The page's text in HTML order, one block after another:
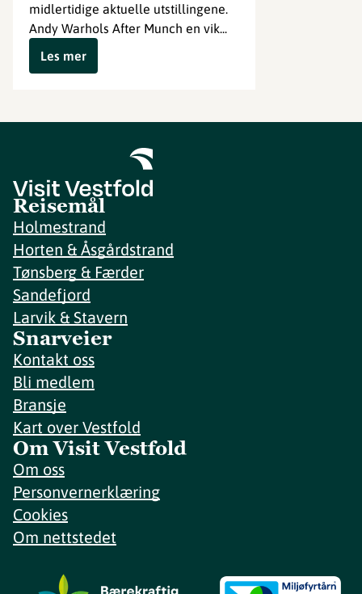
midlertidige aktuelle utstillingene.
Andy Warhols After Munch en vik...
Les mer
Reisemål
Holmestrand
Horten & Åsgårdstrand
Tønsberg & Færder
Sandefjord
Larvik & Stavern
Snarveier
Kontakt oss
Bli medlem
Bransje
Kart over Vestfold
Om Visit Vestfold
Om oss
Personvernerklæring
Cookies
Om nettstedet